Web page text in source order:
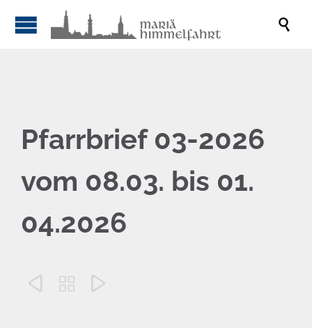

Pfarrbrief 03-2026
vom 08.03. bis 01.
04.2026
  